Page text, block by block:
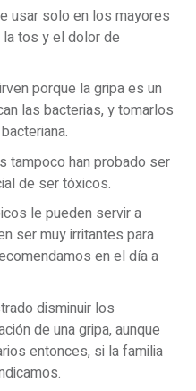
usar solo en los mayores
la tos y el dolor de
porque la gripa es un
las bacterias, y tomarlos
tampoco han probado ser
de ser tóxicos.
le pueden servir a
ser muy irritantes para
en el día a
disminuir los
de una gripa, aunque
entonces, si la familia